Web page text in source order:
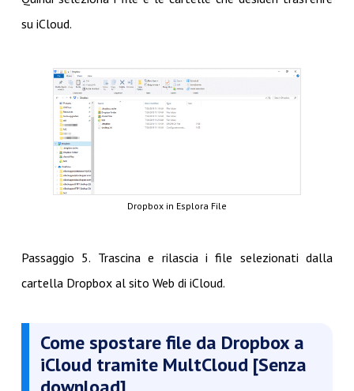
su iCloud.
Dropbox in Esplora File
Passaggio 5. Trascina e rilascia i file selezionati dalla
cartella Dropbox al sito Web di iCloud.
Come spostare file da Dropbox a
iCloud tramite MultCloud [Senza